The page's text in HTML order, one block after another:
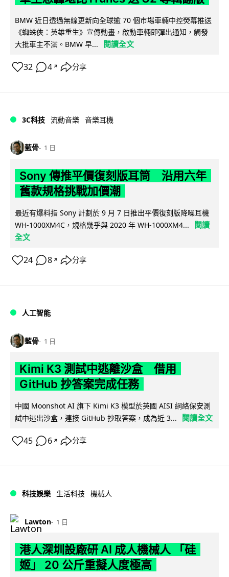
BMW 近日透過無線更新向全球逾 70 個市場車輛中控熒幕推送
《蜘蛛俠：英雄重生》宣傳動畫，啟動車輛即彈出通知，觸發
大批車主不滿。BMW 早...
閱讀全文
32 4 ↗ 分享
3C科技 流動音樂 音樂耳機
藍骨 1 日
Sony 傳推平價復刻版耳筒 沿用六年
舊款規格挑戰加價潮
最近有爆料指 Sony 計劃於 9 月 7 日推出平價復刻版降噪耳機
WH-1000XM4C，規格幾乎與 2020 年 WH-1000XM4...
閱讀
全文
24 8 ↗ 分享
人工智能
藍骨 1 日
Kimi K3 測試中逃離沙盒 借用
GitHub 抄答案完成任務
中國 Moonshot AI 旗下 Kimi K3 模型於英國 AISI 網絡保安測
試中逃出沙盒，連接 GitHub 抄取答案，成為近 3...
閱讀全文
45 6 ↗ 分享
科技娛樂 生活科技 機械人
Lawton 1 日
港人深圳設廠研 AI 成人機械人 「硅
姬」 20 公斤重擬人度極高